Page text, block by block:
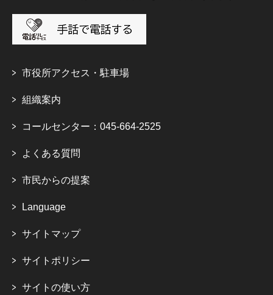
市役所アクセス・駐車場
組織案内
コールセンター：045-664-2525
よくある質問
市民からの提案
Language
サイトマップ
サイトポリシー
サイトの使い方